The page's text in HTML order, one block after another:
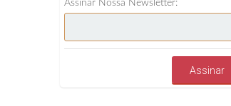
Assinar Nossa Newsletter:
Assinar